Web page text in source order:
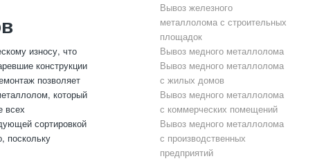
износу, что
конструкции
позволяет
который
всех
сортировкой
поскольку
Вывоз железного
металлолома с строительных
площадок
Вывоз медного металлолома
Вывоз медного металлолома
с жилых домов
Вывоз медного металлолома
с коммерческих помещений
Вывоз медного металлолома
с производственных
предприятий